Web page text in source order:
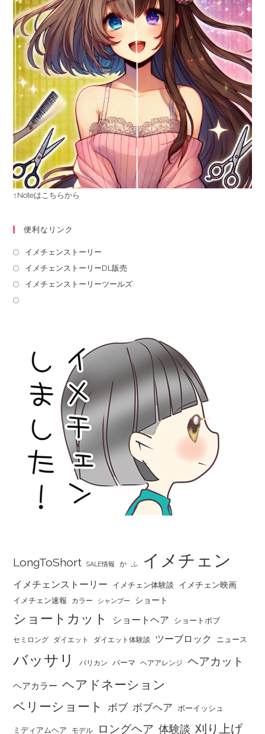
↑Noteはこちらから
便利なリンク
イメチェンストーリー
イメチェンストーリーDL販売
イメチェンストーリーツールズ
LongToShort SALE情報 か ふ イメチェン
イメチェンストーリー イメチェン体験談 イメチェン映画
イメチェン速報 カラー シャンプー ショート
ショートカット ショートヘア ショートボブ
セミロング ダイエット ダイエット体験談 ツーブロック ニュース
バッサリ バリカン パーマ ヘアアレンジ ヘアカット
ヘアカラー ヘアドネーション
ベリーショート
ボブ ボブヘア ボーイッシュ
ミディアムヘア モデル ロングヘア 体験談 刈り上げ